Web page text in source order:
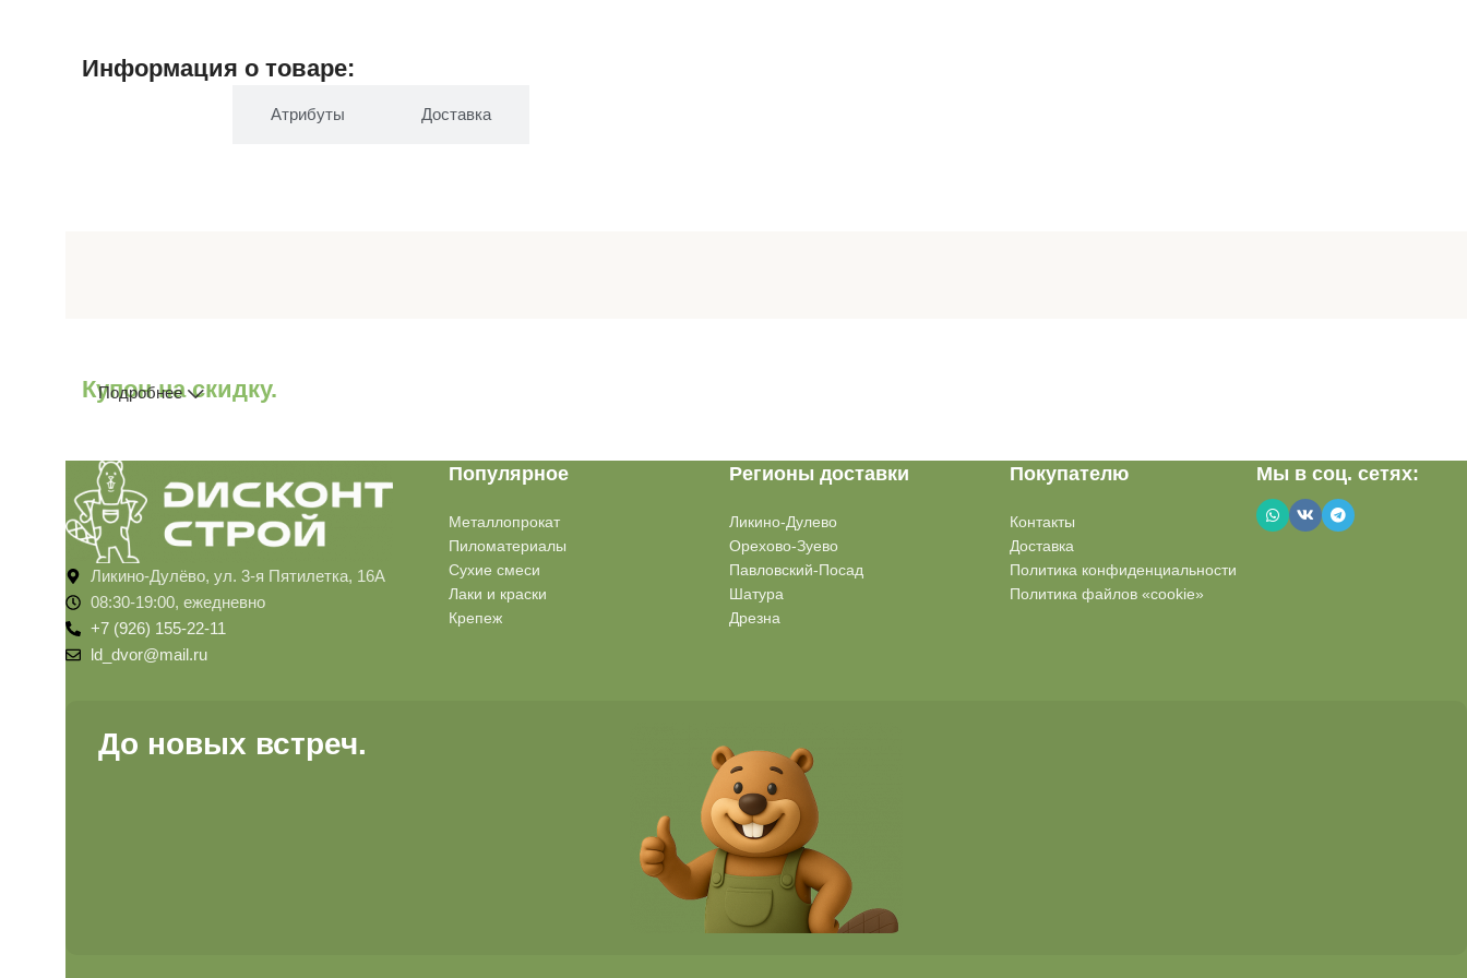
Информация о товаре:
Атрибуты Доставка
Купон на скидку.
Подробнее
Ликино-Дулёво, ул. 3-я Пятилетка, 16А
08:30-19:00, ежедневно
+7 (926) 155-22-11
ld_dvor@mail.ru
Популярное
Металлопрокат
Пиломатериалы
Сухие смеси
Лаки и краски
Крепеж
Регионы доставки
Ликино-Дулево
Орехово-Зуево
Павловский-Посад
Шатура
Дрезна
Покупателю
Контакты
Доставка
Политика конфиденциальности
Политика файлов «cookie»
Мы в соц. сетях:
До новых встреч.